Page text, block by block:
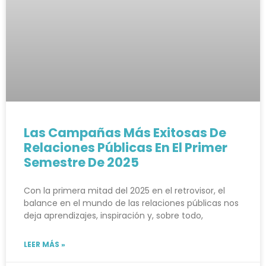
Las Campañas Más Exitosas De
Relaciones Públicas En El Primer
Semestre De 2025
Con la primera mitad del 2025 en el retrovisor, el
balance en el mundo de las relaciones públicas nos
deja aprendizajes, inspiración y, sobre todo,
LEER MÁS »